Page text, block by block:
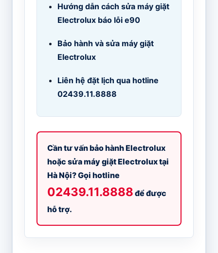
Hướng dẫn cách sửa máy giặt
Electrolux báo lỗi e90
Bảo hành và sửa máy giặt
Electrolux
Liên hệ đặt lịch qua hotline
02439.11.8888
Cần tư vấn bảo hành Electrolux
hoặc sửa máy giặt Electrolux tại
Hà Nội? Gọi hotline
02439.11.8888 để được
hỗ trợ.